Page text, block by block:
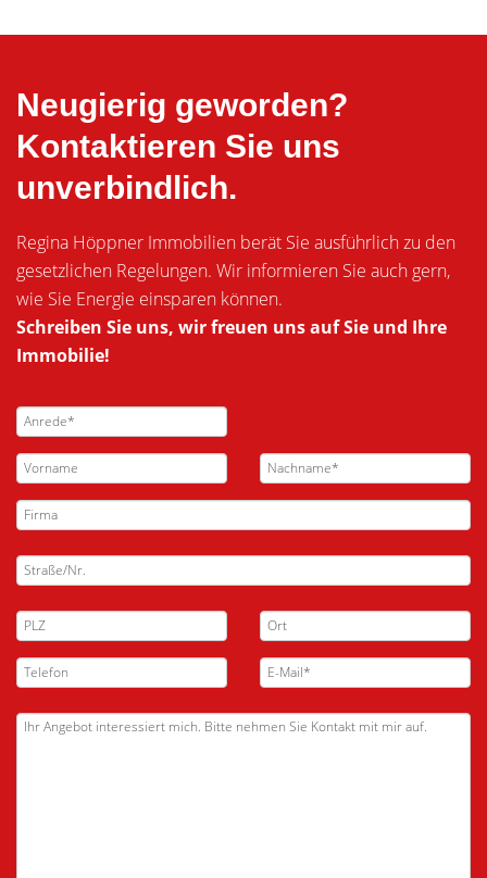
Neugierig geworden?
Kontaktieren Sie uns
unverbindlich.
Regina Höppner Immobilien berät Sie ausführlich zu den
gesetzlichen Regelungen. Wir informieren Sie auch gern,
wie Sie Energie einsparen können.
Schreiben Sie uns, wir freuen uns auf Sie und Ihre
Immobilie!